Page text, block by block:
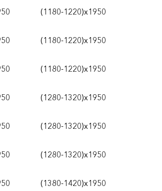
(1180-1220)х1950
(1180-1220)х1950
(1180-1220)х1950
(1280-1320)х1950
(1280-1320)х1950
(1280-1320)х1950
(1380-1420)х1950